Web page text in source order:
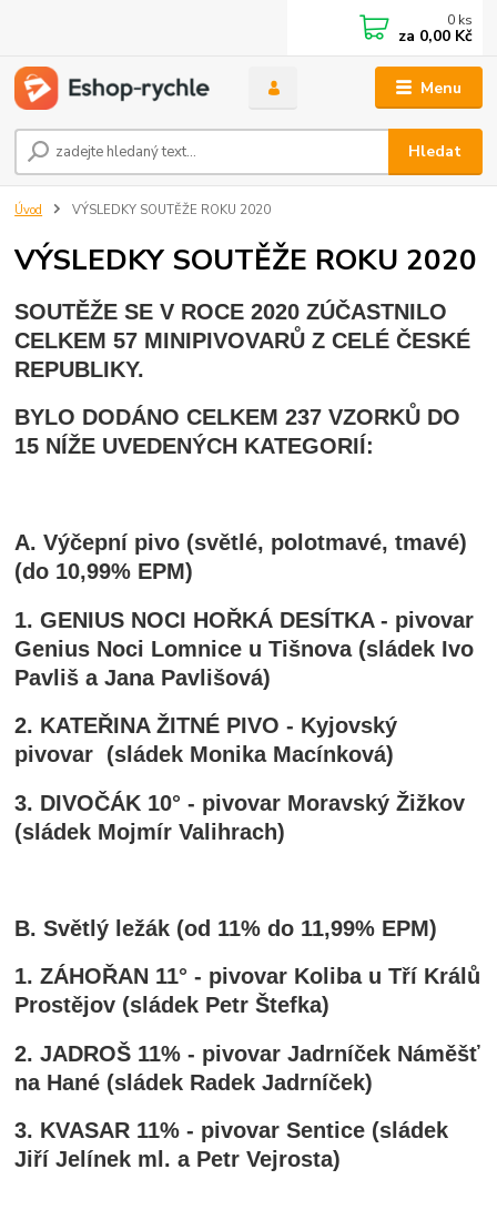
Menu
Hledat
0 ks
za 0,00 Kč
Úvod VÝSLEDKY SOUTĚŽE ROKU 2020
VÝSLEDKY SOUTĚŽE ROKU 2020
SOUTĚŽE SE V ROCE 2020 ZÚČASTNILO
CELKEM 57 MINIPIVOVARŮ Z CELÉ ČESKÉ
REPUBLIKY.
BYLO DODÁNO CELKEM 237 VZORKŮ DO
15 NÍŽE UVEDENÝCH KATEGORIÍ:
A. Výčepní pivo (světlé, polotmavé, tmavé)
(do 10,99% EPM)
1. GENIUS NOCI HOŘKÁ DESÍTKA - pivovar
Genius Noci Lomnice u Tišnova (sládek Ivo
Pavliš a Jana Pavlišová)
2. KATEŘINA ŽITNÉ PIVO - Kyjovský
pivovar (sládek Monika Macínková)
3. DIVOČÁK 10° - pivovar Moravský Žižkov
(sládek Mojmír Valihrach)
B. Světlý ležák (od 11% do 11,99% EPM)
1. ZÁHOŘAN 11° - pivovar Koliba u Tří Králů
Prostějov (sládek Petr Štefka)
2. JADROŠ 11% - pivovar Jadrníček Náměšť
na Hané (sládek Radek Jadrníček)
3. KVASAR 11%- pivovar Sentice (sládek
Jiří Jelínek ml. a Petr Vejrosta)